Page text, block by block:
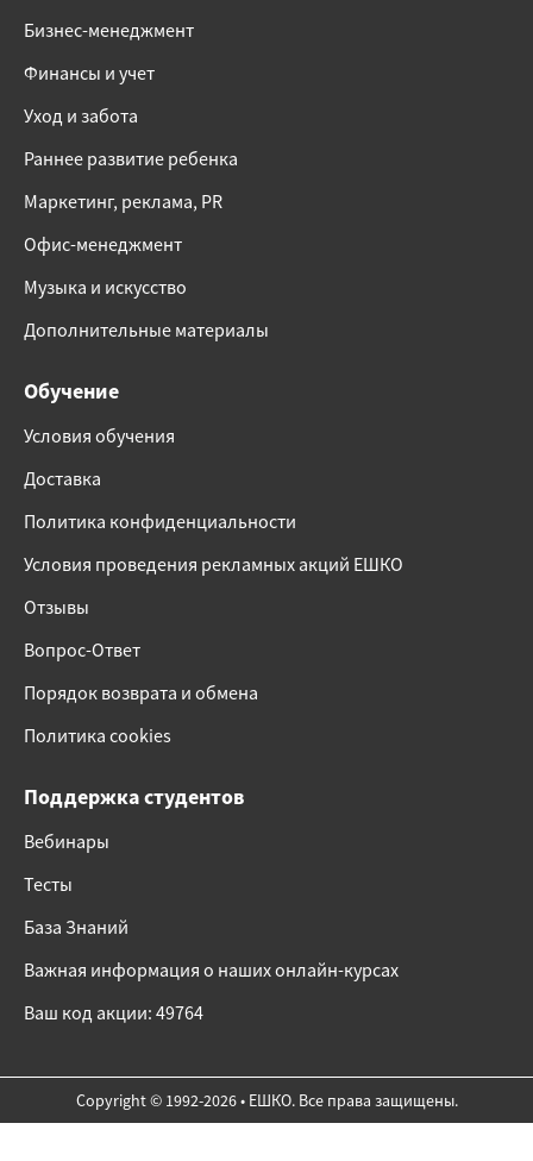
Бизнес-менеджмент
Финансы и учет
Уход и забота
Раннее развитие ребенка
Маркетинг, реклама, PR
Офис-менеджмент
Музыка и искусство
Дополнительные материалы
Обучение
Условия обучения
Доставка
Политика конфиденциальности
Условия проведения рекламных акций ЕШКО
Отзывы
Вопрос-Ответ
Порядок возврата и обмена
Политика cookies
Поддержка студентов
Вебинары
Тесты
База Знаний
Важная информация о наших онлайн-курсах
Ваш код акции: 49764
Copyright © 1992-2026 • ЕШКО. Все права защищены.